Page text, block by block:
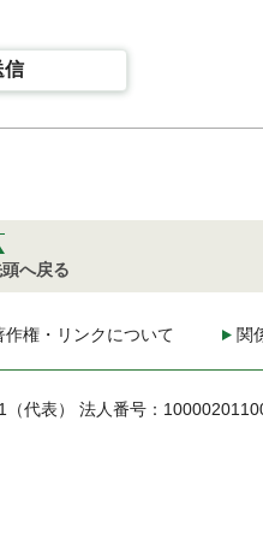
信
へ戻る
作権・リンクについて 関
代表） 法人番号：